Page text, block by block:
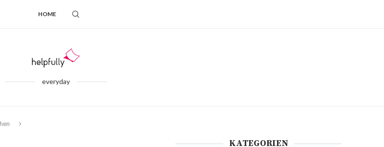
HOME
everyday
KATEGORIEN